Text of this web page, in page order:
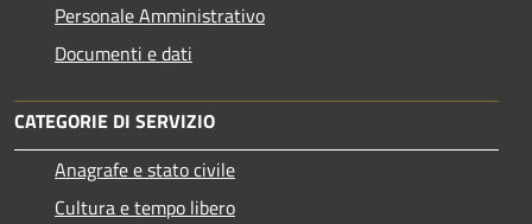
Personale Amministrativo
Documenti e dati
CATEGORIE DI SERVIZIO
Anagrafe e stato civile
Cultura e tempo libero